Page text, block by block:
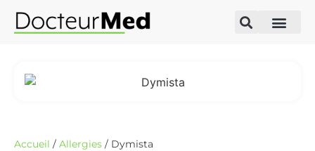
Accueil / Allergies / Dymista